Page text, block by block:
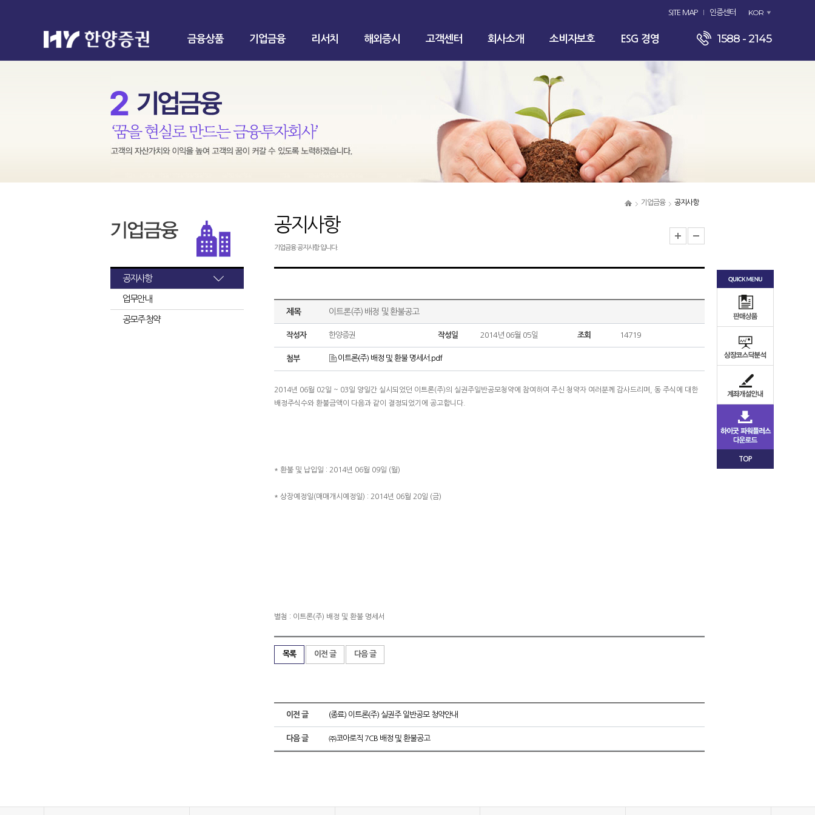
SITE MAP 인증센터 KOR
금융상품 기업금융 리서치 해외증시 고객센터 회사소개 소비자보호 ESG 경영 1588 - 2145
기업금융 공지사항
공지사항
업무안내
공모주 청약
공지사항
기업금융 공지사항 입니다.
제목 이트론(주) 배정 및 환불공고
작성자 한양증권 작성일 2014년 06월 05일 조회 14719
첨부 이트론(주) 배정 및 환불 명세서.pdf
2014년 06월 02일 ~ 03일 양일간 실시되었던 이트론(주)의 실권주일반공모청약에 참여하여 주신 청약자 여러분께 감사드리며, 동 주식에 대한
배정주식수와 환불금액이 다음과 같이 결정되었기에 공고합니다.
* 환불 및 납입일 : 2014년 06월 09일 (월)
* 상장예정일(매매개시예정일) : 2014년 06월 20일 (금)
별첨 : 이트론(주) 배정 및 환불 명세서
목록 이전 글 다음 글
이전 글 (종료) 이트론(주) 실권주 일반공모 청약안내
다음 글 ㈜코아로직 7CB 배정 및 환불공고
TOP